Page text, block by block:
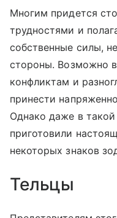
Многим придется
трудностями и
собственные силы,
стороны. Возможно
конфликтам и
принести
Однако даже в
приготовили
некоторых знаков
Тельцы